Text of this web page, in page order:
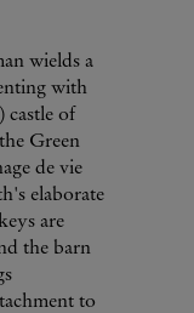
wields a
with
castle of
Green
de vie
elaborate
are
the barn
to